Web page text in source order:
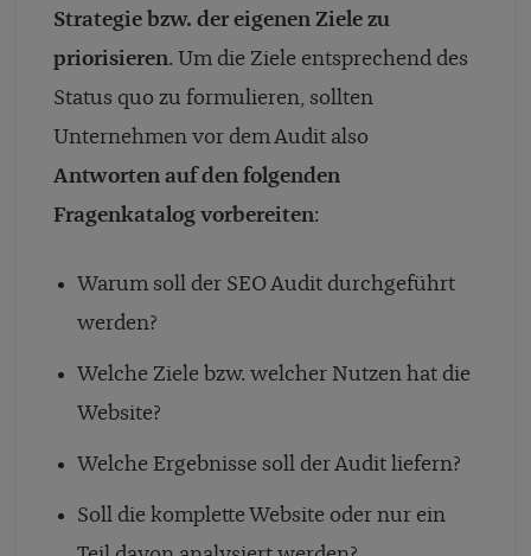
Strategie bzw. der eigenen Ziele zu
priorisieren. Um die Ziele entsprechend des
Status quo zu formulieren, sollten
Unternehmen vor dem Audit also
Antworten auf den folgenden
Fragenkatalog vorbereiten:
Warum soll der SEO Audit durchgeführt
werden?
Welche Ziele bzw. welcher Nutzen hat die
Website?
Welche Ergebnisse soll der Audit liefern?
Soll die komplette Website oder nur ein